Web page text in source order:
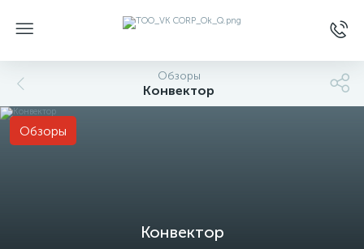
Обзоры
Конвектор
Конвектор
Обзоры